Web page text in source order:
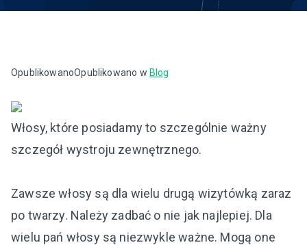
OpublikowanoOpublikowano w Blog
Włosy, które posiadamy to szczególnie ważny
szczegół wystroju zewnętrznego.
Zawsze włosy są dla wielu drugą wizytówką zaraz
po twarzy. Należy zadbać o nie jak najlepiej. Dla
wielu pań włosy są niezwykle ważne. Mogą one